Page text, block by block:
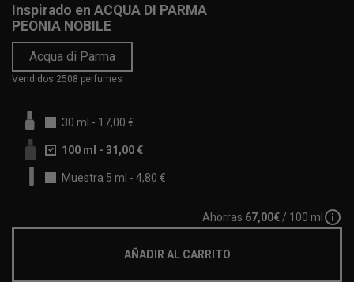
Inspirado en ACQUA DI PARMA
PEONIA NOBILE
Acqua di Parma
Vendidos 2508 perfumes
30 ml - 17,00 €
100 ml - 31,00 €
Muestra 5 ml - 4,80 €
Ahorras 67,00€ / 100 mlinfo_outline
AÑADIR AL CARRITO